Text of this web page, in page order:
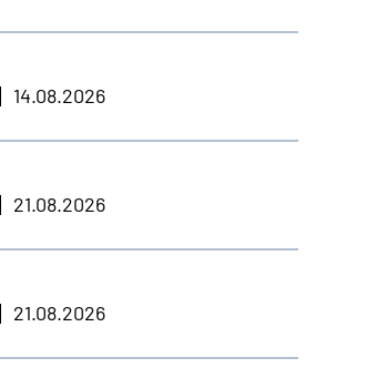
14.08.2026
21.08.2026
21.08.2026